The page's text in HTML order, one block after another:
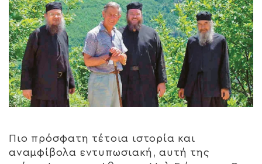
Πιο πρόσφατη τέτοια ιστορία και
αναμφίβολα εντυπωσιακή, αυτή της